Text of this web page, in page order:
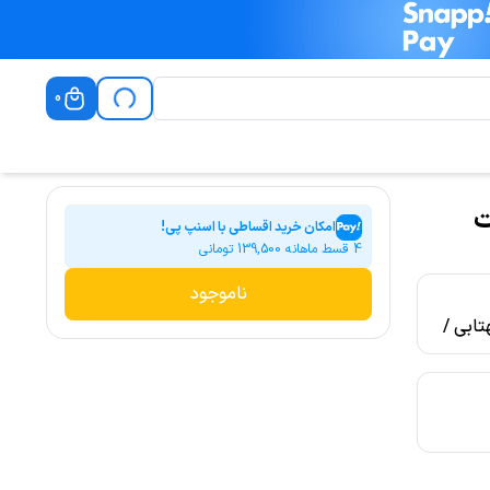
0
30 وات
/
امکان خرید اقساطی با اسنپ پی!
4 قسط ماهانه
139,500 تومانی
ناموجود